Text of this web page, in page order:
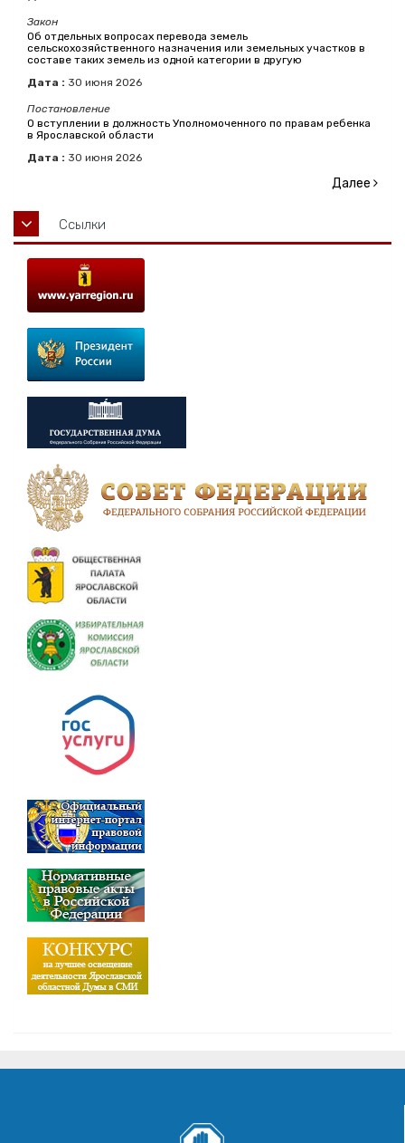
Закон
Об отдельных вопросах перевода земель
сельскохозяйственного назначения или земельных участков в
составе таких земель из одной категории в другую
Дата : 30 июня 2026
Постановление
О вступлении в должность Уполномоченного по правам ребенка
в Ярославской области
Дата : 30 июня 2026
Далее
Ссылки